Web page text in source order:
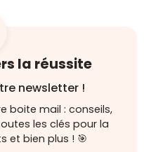
la réussite
newsletter !
boite mail : conseils,
les clés pour la
et bien plus ! 🎯